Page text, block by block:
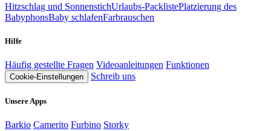
Hitzschlag und SonnenstichUrlaubs-PacklistePlatzierung des
BabyphonsBaby schlafenFarbrauschen
Hilfe
Häufig gestellte Fragen Videoanleitungen Funktionen
Cookie-Einstellungen Schreib uns
Unsere Apps
Barkio Camerito Furbino Storky